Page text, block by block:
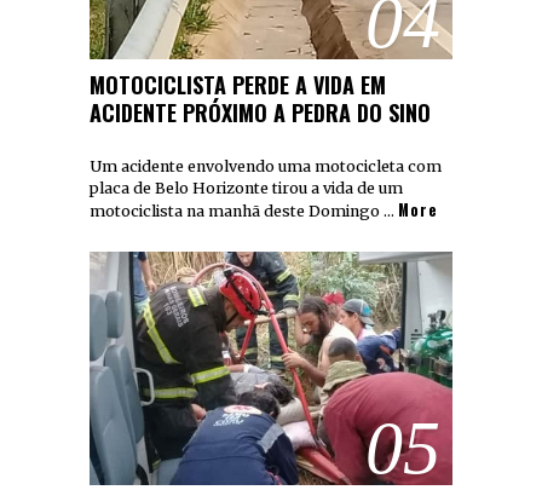
04
MOTOCICLISTA PERDE A VIDA EM
ACIDENTE PRÓXIMO A PEDRA DO SINO
Um acidente envolvendo uma motocicleta com
placa de Belo Horizonte tirou a vida de um
motociclista na manhã deste Domingo … More
05